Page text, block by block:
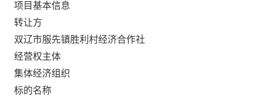
项目基本信息
转让方
双辽市服先镇胜利村经济合作社
经营权主体
集体经济组织
标的名称